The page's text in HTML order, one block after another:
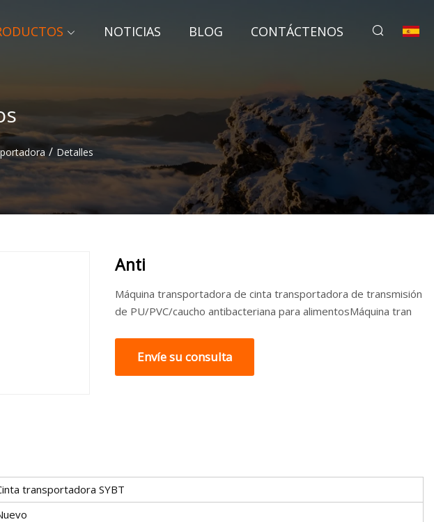
NOTICIAS BLOG CONTÁCTENOS
/ Detalles
Anti
Máquina transportadora de cinta transportadora de transmisión
de PU/PVC/caucho antibacteriana para alimentosMáquina tran
Envíe su consulta
transportadora SYBT